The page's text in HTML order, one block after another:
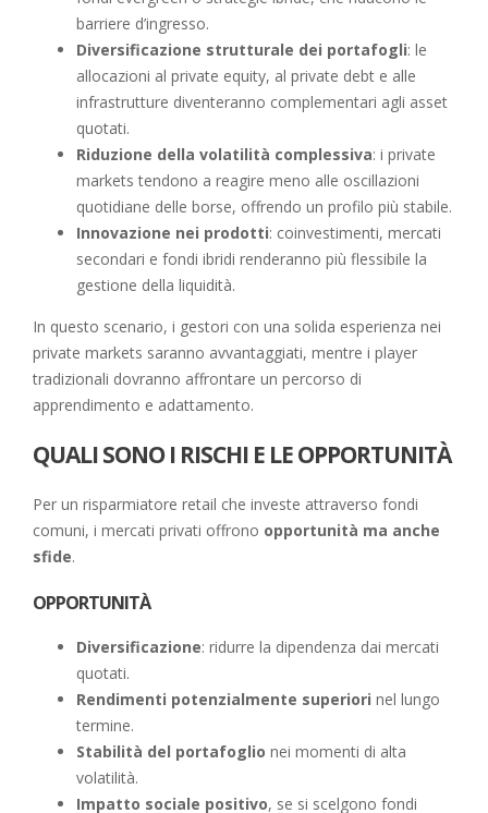
barriere d’ingresso.
Diversificazione strutturale dei portafogli: le
allocazioni al private equity, al private debt e alle
infrastrutture diventeranno complementari agli asset
quotati.
Riduzione della volatilità complessiva: i private
markets tendono a reagire meno alle oscillazioni
quotidiane delle borse, offrendo un profilo più stabile.
Innovazione nei prodotti: coinvestimenti, mercati
secondari e fondi ibridi renderanno più flessibile la
gestione della liquidità.
In questo scenario, i gestori con una solida esperienza nei
private markets saranno avvantaggiati, mentre i player
tradizionali dovranno affrontare un percorso di
apprendimento e adattamento.
QUALI SONO I RISCHI E LE OPPORTUNITÀ
Per un risparmiatore retail che investe attraverso fondi
comuni, i mercati privati offrono opportunità ma anche
sfide.
OPPORTUNITÀ
Diversificazione: ridurre la dipendenza dai mercati
quotati.
Rendimenti potenzialmente superiori nel lungo
termine.
Stabilità del portafoglio nei momenti di alta
volatilità.
Impatto sociale positivo, se si scelgono fondi